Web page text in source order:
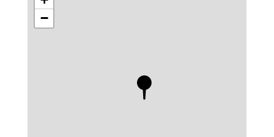
bénéficie d’excellentes infrastructures
maternelle au lycée et offre l’accès à de
nombreux équipements sportifs et
−